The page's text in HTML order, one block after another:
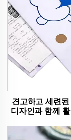
견고하고 세련
디자인과 함께